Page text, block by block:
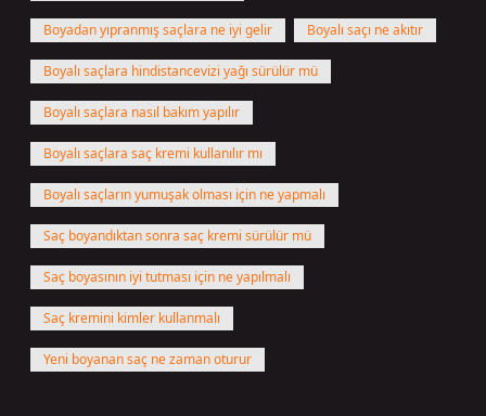
Boyadan yıpranmış saçlara ne iyi gelir Boyalı saçı ne akıtır
Boyalı saçlara hindistancevizi yağı sürülür mü
Boyalı saçlara nasıl bakım yapılır
Boyalı saçlara saç kremi kullanılır mı
Boyalı saçların yumuşak olması için ne yapmalı
Saç boyandıktan sonra saç kremi sürülür mü
Saç boyasının iyi tutması için ne yapılmalı
Saç kremini kimler kullanmalı
Yeni boyanan saç ne zaman oturur